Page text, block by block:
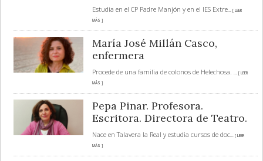
Estudia en el CP Padre Manjón y en el IES Extre... [ LEER
MÁS ]
María José Millán Casco,
enfermera
Procede de una familia de colonos de Helechosa.
... [ LEER
MÁS ]
Pepa Pinar. Profesora.
Escritora. Directora de Teatro.
Nace en Talavera la Real y estudia cursos de doc... [ LEER
MÁS ]